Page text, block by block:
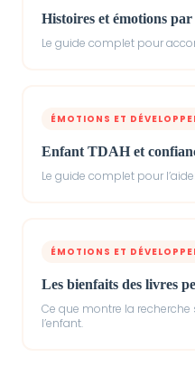
Histoires et émotions par
Le guide complet pour
ÉMOTIONS ET
Enfant TDAH et
Le guide complet pour
ÉMOTIONS ET
Les bienfaits des livres
Ce que montre la
l’enfant.